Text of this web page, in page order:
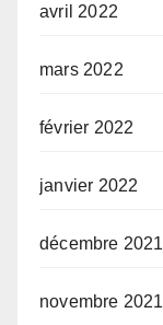
avril 2022
mars 2022
février 2022
janvier 2022
décembre 2021
novembre 2021